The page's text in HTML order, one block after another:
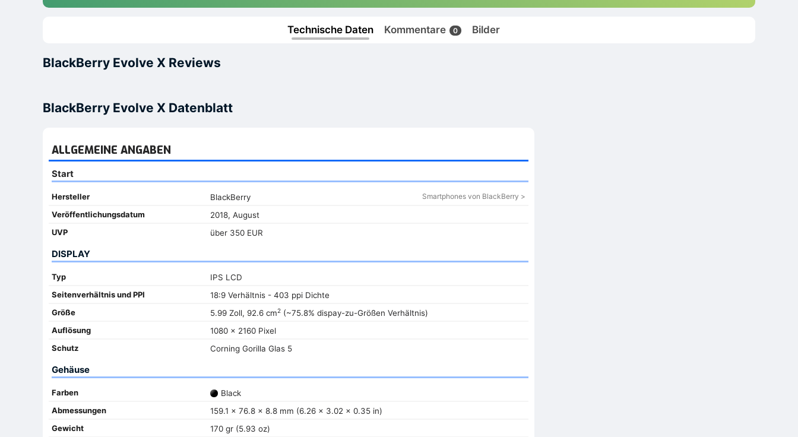
Technische Daten Kommentare 0 Bilder
BlackBerry Evolve X Reviews
BlackBerry Evolve X Datenblatt
ALLGEMEINE ANGABEN
Start
Hersteller BlackBerry Smartphones von BlackBerry >
Veröffentlichungsdatum
2018, August
UVP
über 350 EUR
DISPLAY
Typ
IPS LCD
Seitenverhältnis und PPI
18:9 Verhältnis - 403 ppi Dichte
Größe
5.99 Zoll, 92.6 cm2(~75.8% dispay-zu-Größen Verhältnis)
Auflösung
1080 x 2160 Pixel
Schutz
Corning Gorilla Glas 5
Gehäuse
Farben
Black
Abmessungen
159.1 x 76.8 x 8.8 mm (6.26 x 3.02 x 0.35 in)
Gewicht
170 gr (5.93 oz)